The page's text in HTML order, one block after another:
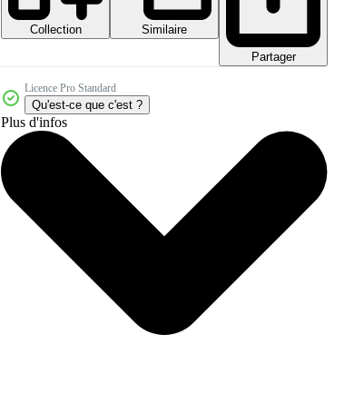
Collection
Similaire
Partager
Licence Pro Standard
Qu'est-ce que c'est ?
Plus d'infos